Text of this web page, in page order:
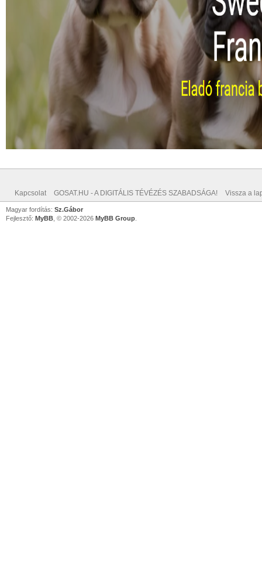
Kapcsolat GOSAT.HU - A DIGITÁLIS TÉVÉZÉS SZABADSÁGA! Vissza a
Magyar fordítás: Sz.Gábor
Fejlesztő: MyBB , © 2002-2026 MyBB Group